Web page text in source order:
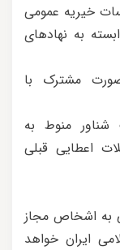
خیریه عمومی
به نهادهای
مشترک با
منوط به
اعطایی قبلی
به اشخاص مجاز
ایران خواهد